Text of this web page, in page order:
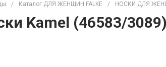
/ Каталог ДЛЯ ЖЕНЩИН FALKE / НОСКИ ДЛЯ
Kamel (46583/3089)